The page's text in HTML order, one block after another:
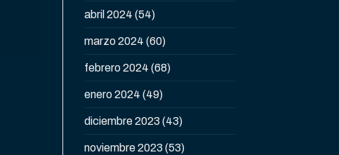
abril 2024 (54)
marzo 2024 (60)
febrero 2024 (68)
enero 2024 (49)
diciembre 2023 (43)
noviembre 2023 (53)